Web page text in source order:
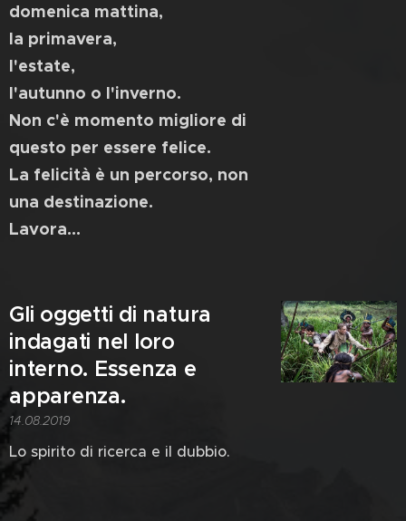
domenica mattina,
la primavera,
l'estate,
l'autunno o l'inverno.
Non c'è momento migliore di
questo per essere felice.
La felicità è un percorso, non
una destinazione.
Lavora...
Gli oggetti di natura
indagati nel loro
interno. Essenza e
apparenza.
14.08.2019
Lo spirito di ricerca e il dubbio.